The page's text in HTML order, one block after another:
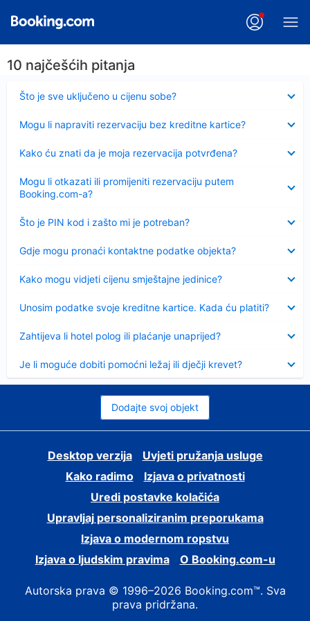
10 najčešćih pitanja
Što je sve uključeno u cijenu sobe?
Sažeto
Mogu li napraviti rezervaciju bez kreditne kartice?
Kako ću znati da je moja rezervacija potvrđena?
Mogu li otkazati ili promijeniti rezervaciju putem
Booking.com-a?
Što je PIN kod i zašto mi je potreban?
Sažeto
Gdje mogu pronaći kontaktne podatke objekta?
Kako mogu vidjeti cijenu smještajne jedinice?
Unosim podatke svoje kreditne kartice. Kada ću platiti?
Zahtijeva li hotel polog ili plaćanje unaprijed?
Je li moguće dobiti pomoćni ležaj ili dječji krevet?
Dodajte svoj objekt
Desktop verzija
Uvjeti pružanja usluge
Kako radimo
Izjava o privatnosti
Uredi postavke kolačića
Upravljaj personaliziranim preporukama
Izjava o modernom ropstvu
Izjava o ljudskim pravima
O Booking.com-u
Autorska prava © 1996–2026 Booking.com™. Sva
prava pridržana.